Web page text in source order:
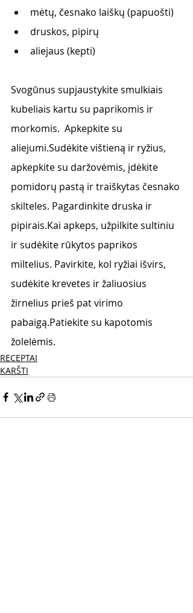
mėtų, česnako laiškų (papuošti)
druskos, pipirų
aliejaus (kepti)
Svogūnus supjaustykite smulkiais
kubeliais kartu su paprikomis ir
morkomis.  Apkepkite su
aliejumi.Sudėkite vištieną ir ryžius,
apkepkite su daržovėmis, įdėkite
pomidorų pastą ir traiškytas česnako
skilteles. Pagardinkite druska ir
pipirais.Kai apkeps, užpilkite sultiniu
ir sudėkite rūkytos paprikos
miltelius. Pavirkite, kol ryžiai išvirs,
sudėkite krevetes ir žaliuosius
žirnelius prieš pat virimo
pabaigą.Patiekite su kapotomis
žolelėmis.
RECEPTAI
KARŠTI